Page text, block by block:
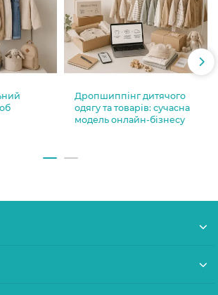
Дропшиппінг дитячого
одягу та товарів: сучасна
модель онлайн-бізнесу